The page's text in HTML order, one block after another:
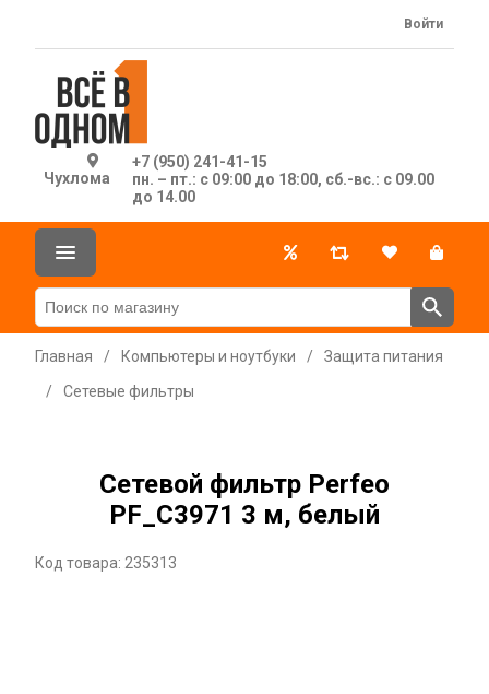
Чухлома
+7 (950) 241-41-15
пн. – пт.: с 09:00 до 18:00, сб.-вс.: с 09.00
до 14.00
Войти
Главная / Компьютеры и ноутбуки /
Защита питания
/
Сетевые фильтры
Сетевой фильтр Perfeo
PF_C3971 3 м, белый
Код товара: 235313